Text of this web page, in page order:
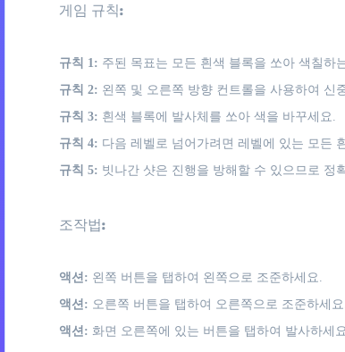
게임 규칙:
규칙 1: 주된 목표는 모든 흰색 블록을 쏘아 색칠하
규칙 2: 왼쪽 및 오른쪽 방향 컨트롤을 사용하여 신
규칙 3: 흰색 블록에 발사체를 쏘아 색을 바꾸세요.
규칙 4: 다음 레벨로 넘어가려면 레벨에 있는 모든
규칙 5: 빗나간 샷은 진행을 방해할 수 있으므로 정
조작법:
액션: 왼쪽 버튼을 탭하여 왼쪽으로 조준하세요.
액션: 오른쪽 버튼을 탭하여 오른쪽으로 조준하세
액션: 화면 오른쪽에 있는 버튼을 탭하여 발사하세